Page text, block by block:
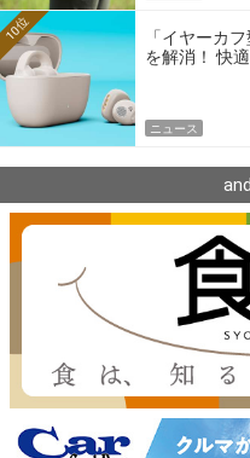
「イヤーカ
を解消！ 快
10位
ニュース